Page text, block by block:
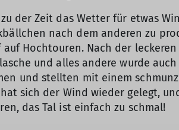
der Zeit das Wetter für etwas
nach dem anderen zu
Hochtouren. Nach der
und alles andere wurde
und stellten mit einem
sich der Wind wieder gelegt,
das Tal ist einfach zu schmal!